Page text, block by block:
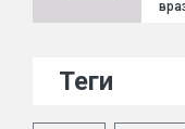
Теги